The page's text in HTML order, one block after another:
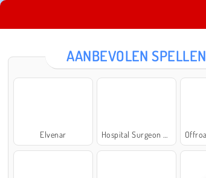
AANBEVOLEN SPELLEN
Elvenar